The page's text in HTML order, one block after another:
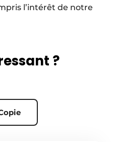
l’intérêt de notre
?